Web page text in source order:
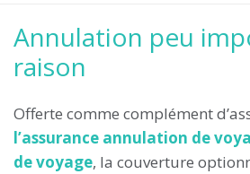
Annulation peu
raison
Offerte comme complément
l’assurance annulation de
de voyage, la couverture